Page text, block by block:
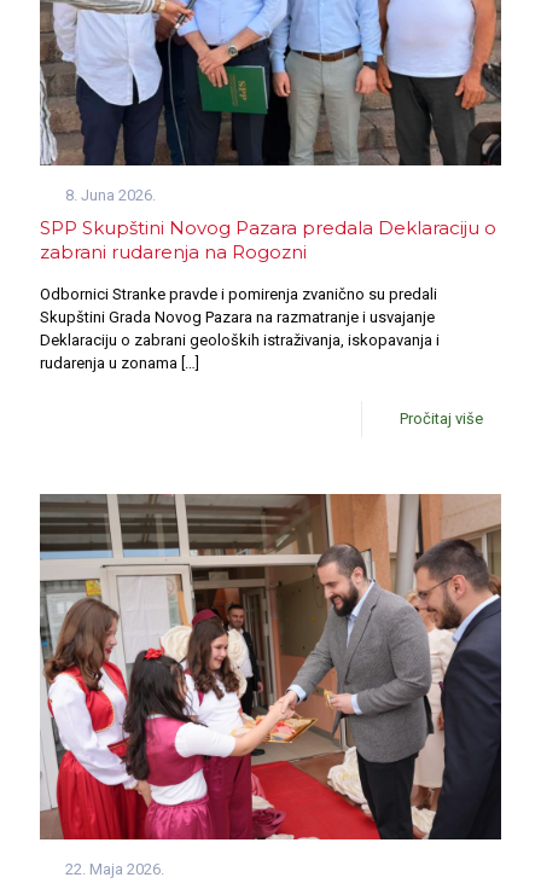
8. Juna 2026.
SPP Skupštini Novog Pazara predala Deklaraciju o
zabrani rudarenja na Rogozni
Odbornici Stranke pravde i pomirenja zvanično su predali
Skupštini Grada Novog Pazara na razmatranje i usvajanje
Deklaraciju o zabrani geoloških istraživanja, iskopavanja i
rudarenja u zonama […]
Pročitaj više
22. Maja 2026.